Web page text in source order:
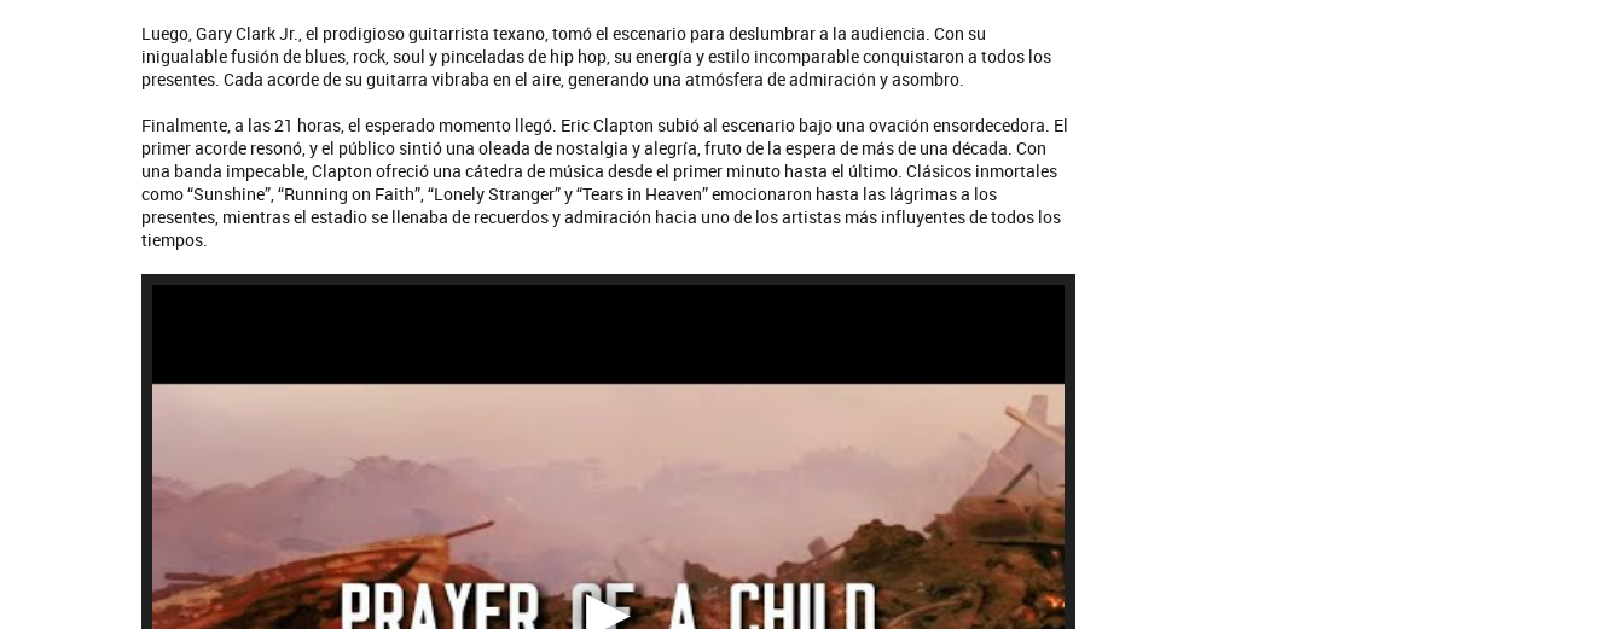
Luego, Gary Clark Jr., el prodigioso guitarrista texano, tomó el escenario para deslumbrar a la audiencia. Con su
inigualable fusión de blues, rock, soul y pinceladas de hip hop, su energía y estilo incomparable conquistaron a todos los
presentes. Cada acorde de su guitarra vibraba en el aire, generando una atmósfera de admiración y asombro.
Finalmente, a las 21 horas, el esperado momento llegó. Eric Clapton subió al escenario bajo una ovación ensordecedora. El
primer acorde resonó, y el público sintió una oleada de nostalgia y alegría, fruto de la espera de más de una década. Con
una banda impecable, Clapton ofreció una cátedra de música desde el primer minuto hasta el último. Clásicos inmortales
como “Sunshine”, “Running on Faith”, “Lonely Stranger” y “Tears in Heaven” emocionaron hasta las lágrimas a los
presentes, mientras el estadio se llenaba de recuerdos y admiración hacia uno de los artistas más influyentes de todos los
tiempos.